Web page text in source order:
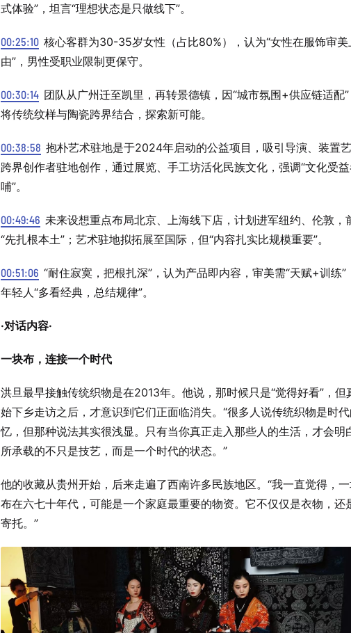
式体验”，坦言“理想状态是只做线下”。
00:25:10 核心客群为30-35岁女性（占比80%），认为“女性在服饰审美
由”，男性受职业限制更保守。
00:30:14 团队从广州迁至凯里，再转景德镇，因“城市氛围+供应链适配
将传统纹样与陶瓷跨界结合，探索新可能。
00:38:58 抱朴艺术驻地是于2024年启动的公益项目，吸引导演、装置
跨界创作者驻地创作，通过展览、手工坊活化民族文化，强调“文化受
哺”。
00:49:46 未来设想重点布局北京、上海线下店，计划进军纽约、伦敦，
“先扎根本土”；艺术驻地拟拓展至国际，但“内容扎实比规模重要”。
00:51:06 “耐住寂寞，把根扎深”，认为产品即内容，审美需“天赋+训练”
年轻人“多看经典，总结规律”。
·对话内容·
一块布，连接一个时代
洪旦最早接触传统织物是在2013年。他说，那时候只是“觉得好看”，但
始下乡走访之后，才意识到它们正面临消失。“很多人说传统织物是时
忆，但那种说法其实很浅显。只有当你真正走入那些人的生活，才会明
所承载的不只是技艺，而是一个时代的状态。”
他的收藏从贵州开始，后来走遍了西南许多民族地区。“我一直觉得，
布在六七十年代，可能是一个家庭最重要的物资。它不仅仅是衣物，还
寄托。”